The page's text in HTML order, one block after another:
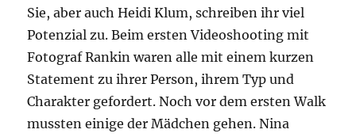
Sie, aber auch Heidi Klum, schreiben ihr viel
Potenzial zu. Beim ersten Videoshooting mit
Fotograf Rankin waren alle mit einem kurzen
Statement zu ihrer Person, ihrem Typ und
Charakter gefordert. Noch vor dem ersten Walk
mussten einige der Mädchen gehen. Nina